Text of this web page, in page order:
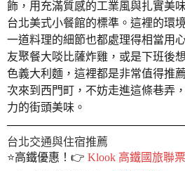
飾，用充滿質感的工業風與扎實美
台北美式小餐館的標準。這裡的環
一道料理的細節也都處理得相當用
友聚餐大啖比薩炸雞，或是下班後
色義大利麵，這裡都是非常值得推
次來到西門町，不妨走進這條巷弄
力的街頭美味。
台北交通與住宿推薦
⭐️高鐵優惠！👉 Klook 高鐵國旅聯